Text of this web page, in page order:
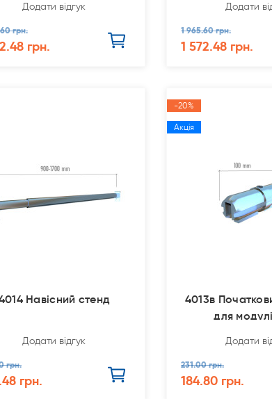
Додати відгук
грн.
грн.
Додати
1 965.60 грн.
1 572.48 грн.
Навісний стенд
Додати відгук
грн.
грн.
-20%
Акція
4013в
для
Додати
231.00 грн.
184.80 грн.